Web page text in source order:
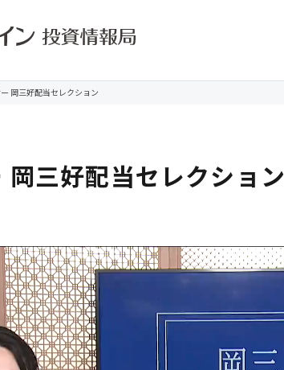
岡三好配当セレクション
岡三好配当セレクション